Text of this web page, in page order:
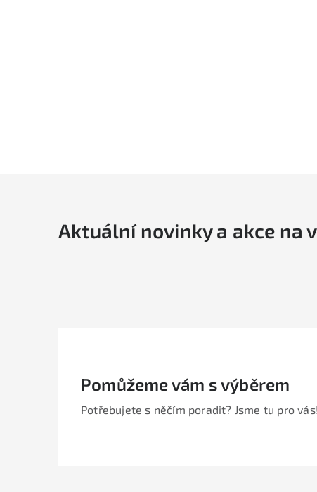
Aktuální novinky a akce na
Pomůžeme vám s výběrem
Potřebujete s něčím poradit? Jsme tu pro vás!